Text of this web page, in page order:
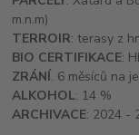
m.n.m)
TERROIR: terasy z
BIO CERTIFIKACE:
ZRÁNÍ. 6 měsíců na
ALKOHOL: 14 %
ARCHIVACE: 2024 -